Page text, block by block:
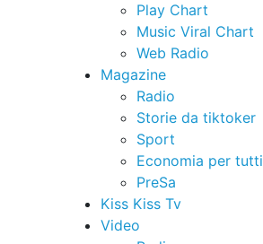
Play Chart
Music Viral Chart
Web Radio
Magazine
Radio
Storie da tiktoker
Sport
Economia per tutti
PreSa
Kiss Kiss Tv
Video